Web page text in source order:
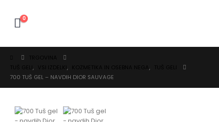
0
, , ,
700 TUŠ GEL – NAVDIH DIOR SAUVAGE